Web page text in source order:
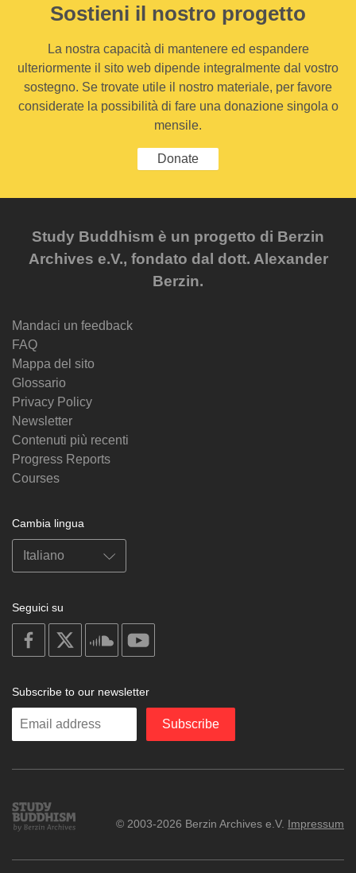
Sostieni il nostro progetto
La nostra capacità di mantenere ed espandere
ulteriormente il sito web dipende integralmente dal vostro
sostegno. Se trovate utile il nostro materiale, per favore
considerate la possibilità di fare una donazione singola o
mensile.
Donate
Study Buddhism è un progetto di Berzin
Archives e.V., fondato dal dott. Alexander
Berzin.
Mandaci un feedback
FAQ
Mappa del sito
Glossario
Privacy Policy
Newsletter
Contenuti più recenti
Progress Reports
Courses
Cambia lingua
Seguici su
on
facebook
soundcloud
Subscribe to our newsletter
Enter
Subscribe
Study
Buddhism
© 2003-2026 Berzin Archives e.V. Impressum